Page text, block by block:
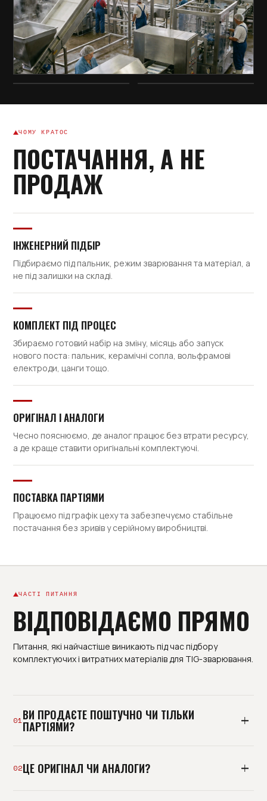
ЧОМУ КРАТОС
ПОСТАЧАННЯ, А НЕ
ПРОДАЖ
ІНЖЕНЕРНИЙ ПІДБІР
Підбираємо під пальник, режим зварювання та матеріал, а
не під залишки на складі.
КОМПЛЕКТ ПІД ПРОЦЕС
Збираємо готовий набір на зміну, місяць або запуск
нового поста: пальник, керамічні сопла, вольфрамові
електроди, цанги тощо.
ОРИГІНАЛ І АНАЛОГИ
Чесно пояснюємо, де аналог працює без втрати ресурсу,
а де краще ставити оригінальні комплектуючі.
ПОСТАВКА ПАРТІЯМИ
Працюємо під графік цеху та забезпечуємо стабільне
постачання без зривів у серійному виробництві.
ЧАСТІ ПИТАННЯ
ВІДПОВІДАЄМО ПРЯМО
Питання, які найчастіше виникають під час підбору
комплектуючих і витратних матеріалів для TIG-зварювання.
01ВИ ПРОДАЄТЕ ПОШТУЧНО ЧИ ТІЛЬКИ
ПАРТІЯМИ?
партіями під план споживання, але можемо
02ЦЕ ОРИГІНАЛ ЧИ АНАЛОГИ?